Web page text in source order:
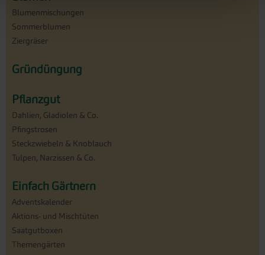
Blumenmischungen
Sommerblumen
Ziergräser
Gründüngung
Pflanzgut
Dahlien, Gladiolen & Co.
Pfingstrosen
Steckzwiebeln & Knoblauch
Tulpen, Narzissen & Co.
Einfach Gärtnern
Adventskalender
Aktions- und Mischtüten
Saatgutboxen
Themengärten